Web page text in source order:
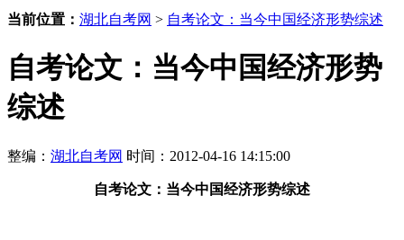
当前位置： 湖北自考网 > 自考论文：当今中国经济形势综述
自考论文：当今中国经济形势
综述
整编： 湖北自考网 时间：2012-04-16 14:15:00
自考论文：当今中国经济形势综述